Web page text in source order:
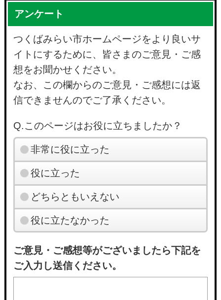
アンケート
つくばみらい市ホームページをより良いサ
イトにするために、皆さまのご意見・ご感
想をお聞かせください。
なお、この欄からのご意見・ご感想には返
信できませんのでご了承ください。
Q.このページはお役に立ちましたか？
非常に役に立った
役に立った
どちらともいえない
役に立たなかった
ご意見・ご感想等がございましたら下記を
ご入力し送信ください。